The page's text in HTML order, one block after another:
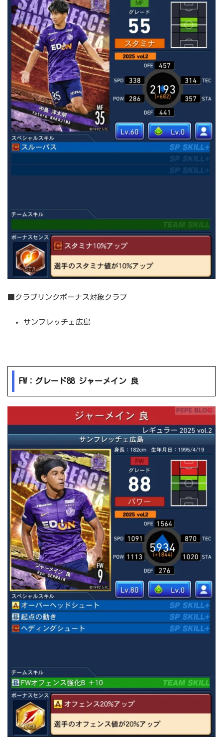
■クラブリンクボーナス対象クラブ
サンフレッチェ広島
FW：グレード88 ジャーメイン 良